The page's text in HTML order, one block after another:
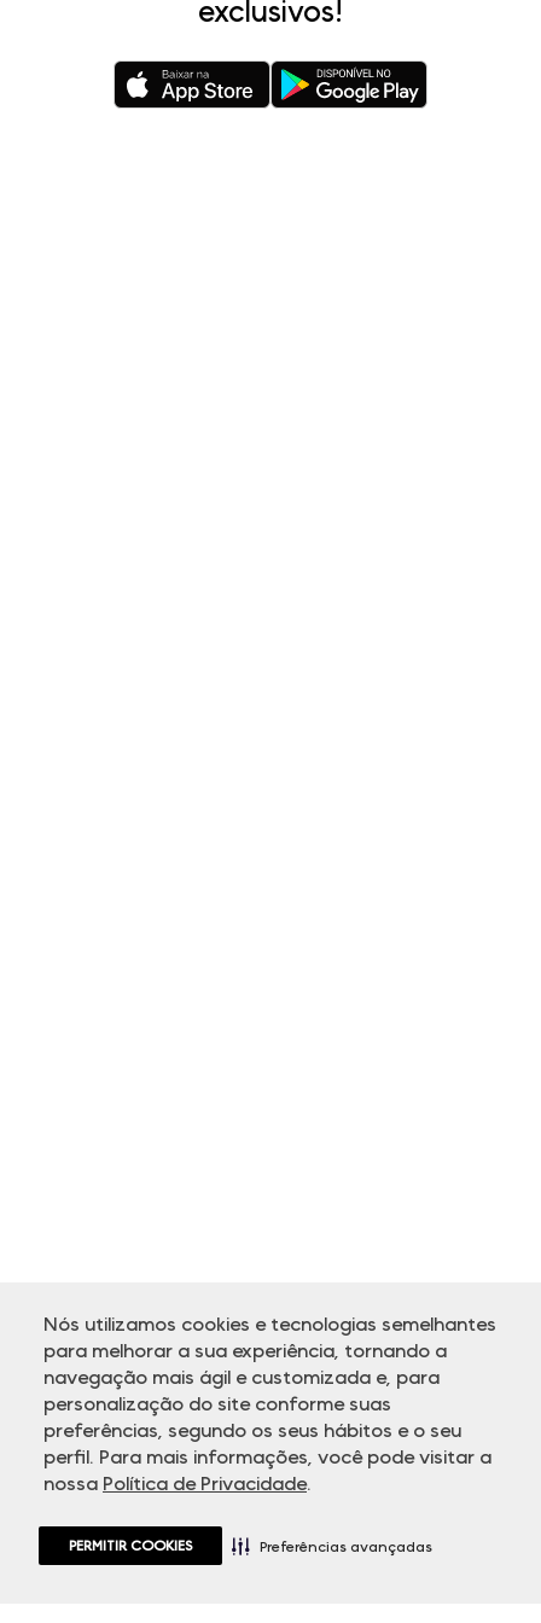
Nós utilizamos cookies e tecnologias semelhantes
para melhorar a sua experiência, tornando a
navegação mais ágil e customizada e, para
personalização do site conforme suas
preferências, segundo os seus hábitos e o seu
perfil. Para mais informações, você pode visitar a
nossa Política de Privacidade.
PERMITIR COOKIES Preferências avançadas
exclusivos!